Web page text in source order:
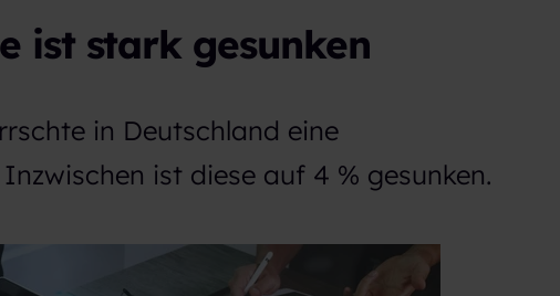
ist stark gesunken
in Deutschland eine
ist diese auf 4 % gesunken.